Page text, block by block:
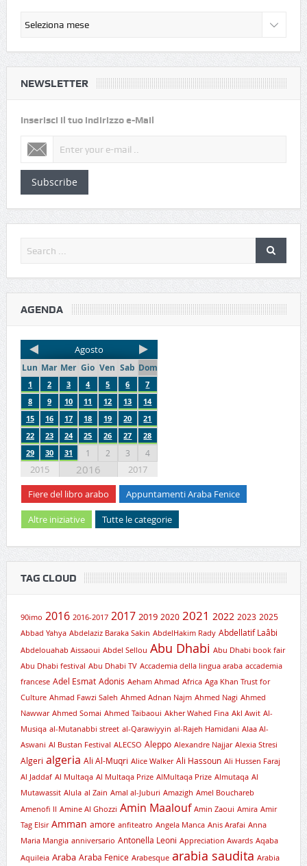
NEWSLETTER
Inserisci il tuo indirizzo e-Mail
Subscribe
AGENDA
Agosto
Lun Mar Mer Gio Ven Sab Dom
1 2 3 4 5 6
7
8
9 10 11 12 13
14
15
16 17 18 19 20
21
22
23 24 25 26 27
28
29
30 31 1 2 3 4
2015 2016
2017
Fiere del libro arabo
Appuntamenti Araba Fenice
Altre iniziative Tutte le categorie
TAG CLOUD
90imo 2016 2016-2017 2017 2019 2020 2021 2022 2023 2025
Abbad Yahya Abdelaziz Baraka Sakin AbdelHakim Rady Abdellatif Laâbi
Abdelouahab Aissaoui Abdel Sellou Abu Dhabi Abu Dhabi book fair
Abu Dhabi festival Abu Dhabi TV Accademia della lingua araba accademia
francese Adel Esmat Adonis Aeham Ahmad Africa Aga Khan Trust for
Culture Ahmad Fawzi Saleh Ahmed Adnan Najm Ahmed Nagi Ahmed
Nawwar Ahmed Somai Ahmed Taibaoui Akher Wahed Fina Akl Awit Al-
Musiqa al-Mutanabbi street al-Qarawiyyin al-Rajeh Hamidani Alaa Al-
Aswani Al Bustan Festival ALECSO Aleppo Alexandre Najjar Alexia Stresi
Algeri algeria Ali Al-Muqri Alice Walker Ali Hassoun Ali Hussen Faraj
Al Jaddaf Al Multaqa Al Multaqa Prize AlMultaqa Prize Almutaqa Al
Mutawassit Alula al Zain Amal al-Juburi Amazigh Amel Bouchareb
Amenofi II Amine Al Ghozzi Amin Maalouf Amin Zaoui Amira Amir
Tag Elsir Amman amore anfiteatro Angela Manca Anis Arafai Anna
Maria Mangia anniversario Antonella Leoni Appreciation Awards Aqaba
Aquileia Araba Araba Fenice Arabesque arabia saudita Arabia